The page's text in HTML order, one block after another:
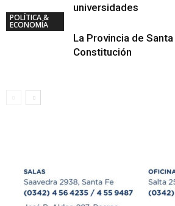
universidades
POLÍTICA &
ECONOMÍA
La Provincia de
Constitución